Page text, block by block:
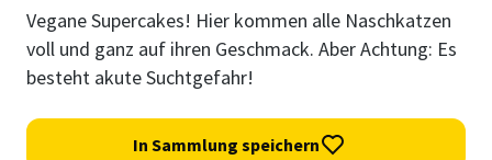
Vegane Supercakes! Hier kommen alle Naschkatzen
voll und ganz auf ihren Geschmack. Aber Achtung: Es
besteht akute Suchtgefahr!
In Sammlung speichern